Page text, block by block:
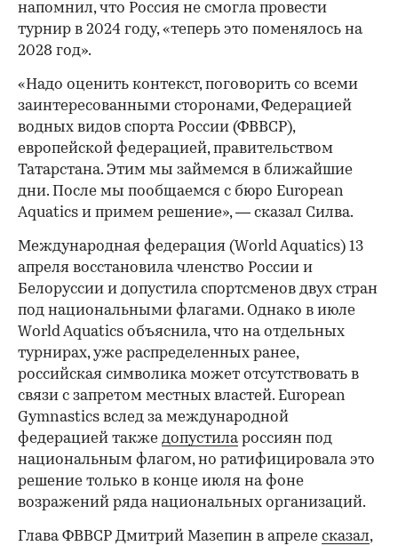
напомнил, что Россия не смогла провести
турнир в 2024 году, «теперь это поменялось на
2028 год».
«Надо оценить контекст, поговорить со всеми
заинтересованными сторонами, Федерацией
водных видов спорта России (ФВВСР),
европейской федерацией, правительством
Татарстана. Этим мы займемся в ближайшие
дни. После мы пообщаемся с бюро European
Aquatics и примем решение», — сказал Силва.
Международная федерация (World Aquatics) 13
апреля восстановила членство России и
Белоруссии и допустила спортсменов двух стран
под национальными флагами. Однако в июле
World Aquatics объяснила, что на отдельных
турнирах, уже распределенных ранее,
российская символика может отсутствовать в
связи с запретом местных властей. European
Gymnastics вслед за международной
федерацией также допустилароссиян под
национальным флагом, но ратифицировала это
решение только в конце июля на фоне
возражений ряда национальных организаций.
Глава ФВВСР Дмитрий Мазепин в апреле сказал,